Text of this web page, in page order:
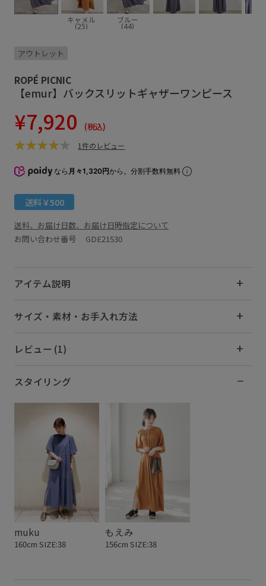
キャメル
(25)
ブルー
(44)
アウトレット
ROPÉ PICNIC
【emur】バックスリットギャザーワンピース
¥7,920 (税込)
1件のレビュー
なら 月々1,320円から。分割手数料無料
送料￥500
送料、お届け日数、お届け日時指定について
お問い合わせ番号 GDE21530
アイテム説明
サイズ・素材・お手入れ方法
レビュー (1)
スタイリング
muku
160cm SIZE:38
もえみ
156cm SIZE:38